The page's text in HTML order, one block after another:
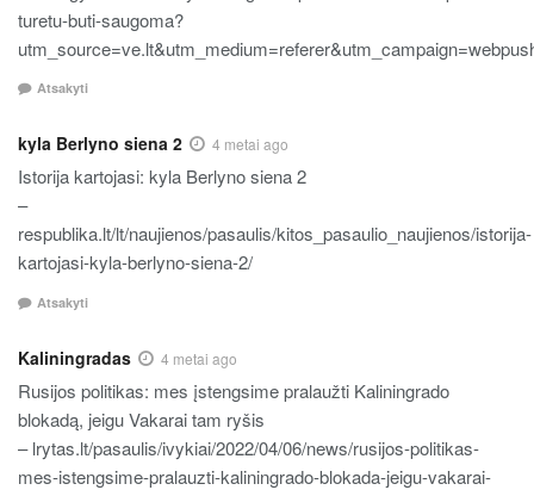
turetu-buti-saugoma?
Atsakyti
kyla Berlyno siena 2 4 metai ago
Istorija kartojasi: kyla Berlyno siena 2
–
respublika.lt/lt/naujienos/pasaulis/kitos_pasaulio_naujienos/istorija-
kartojasi-kyla-berlyno-siena-2/
Atsakyti
Kaliningradas 4 metai ago
Rusijos politikas: mes įstengsime pralaužti Kaliningrado
blokadą, jeigu Vakarai tam ryšis
– lrytas.lt/pasaulis/ivykiai/2022/04/06/news/rusijos-politikas-
mes-istengsime-pralauzti-kaliningrado-blokada-jeigu-vakarai-